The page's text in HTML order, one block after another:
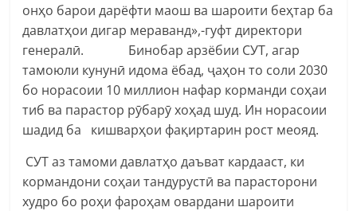
онҳо барои дарёфти маош ва шароити беҳтар ба
давлатҳои дигар мераванд»,-гуфт директори
генералӣ. Бинобар арзёбии СУТ, агар
тамоюли кунунӣ идома ёбад, ҷаҳон то соли 2030
бо норасоии 10 миллион нафар корманди соҳаи
тиб ва парастор рӯбарӯ хоҳад шуд. Ин норасоии
шадид ба кишварҳои фақиртарин рост меояд.
СУТ аз тамоми давлатҳо даъват кардааст, ки
кормандони соҳаи тандурустӣ ва парасторони
худро бо роҳи фароҳам овардани шароити